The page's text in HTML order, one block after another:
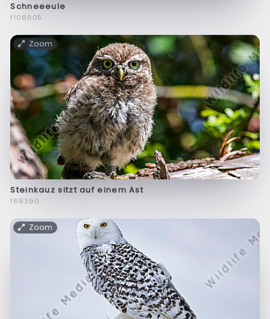
Schneeeule
f108605
Zoom
Steinkauz sitzt auf einem Ast
f68390
Zoom